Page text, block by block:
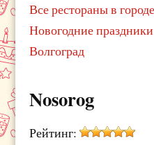
Все рестораны в
Новогодние
Волгоград
Nosorog
Рейтинг: